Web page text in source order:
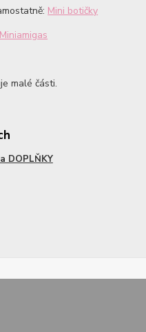
Mini botičky
malé části.
DOPLŇKY